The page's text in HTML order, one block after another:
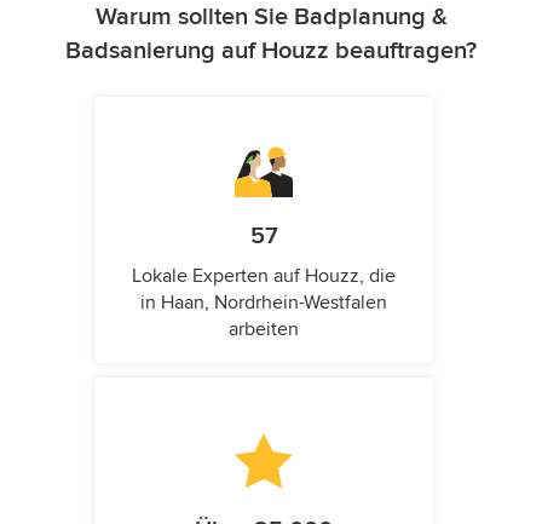
Warum sollten Sie Badplanung &
Badsanierung auf Houzz beauftragen?
57
Lokale Experten auf Houzz, die
in Haan, Nordrhein-Westfalen
arbeiten